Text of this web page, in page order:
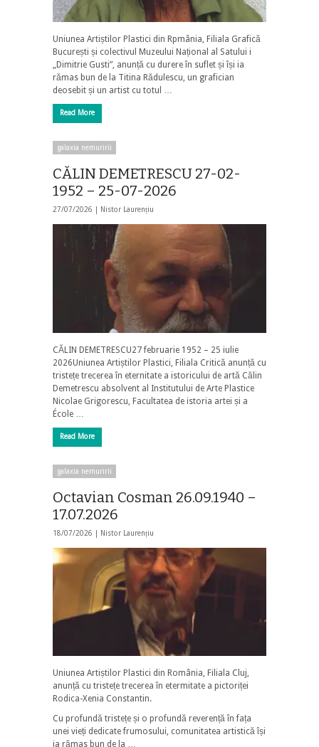
Uniunea Artiștilor Plastici din Rpmânia, Filiala Grafică
București și colectivul Muzeului Național al Satului i
„Dimitrie Gusti”, anunță cu durere în suflet și își ia
rămas bun de la Titina Rădulescu, un grafician
deosebit și un artist cu totul …
Read More
galaxia nemuririi
CĂLIN DEMETRESCU 27-02-
1952 – 25-07-2026
27/07/2026 | Nistor Laurențiu
CĂLIN DEMETRESCU27 februarie 1952 – 25 iulie
2026Uniunea Artiștilor Plastici, Filiala Critică anunță cu
tristețe trecerea în eternitate a istoricului de artă Călin
Demetrescu absolvent al Institutului de Arte Plastice
Nicolae Grigorescu, Facultatea de istoria artei și a
École …
Read More
galaxia nemuririi
Octavian Cosman 26.09.1940 –
17.07.2026
18/07/2026 | Nistor Laurențiu
Uniunea Artiștilor Plastici din România, Filiala Cluj,
anunță cu tristețe trecerea în etermitate a pictoriței
Rodica-Xenia Constantin.
Cu profundă tristețe și o profundă reverență în fața
unei vieți dedicate frumosului, comunitatea artistică își
ia rămas bun de la …